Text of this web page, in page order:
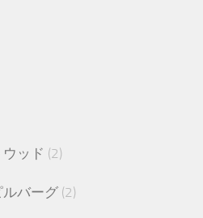
ッド (2)
ルバーグ (2)